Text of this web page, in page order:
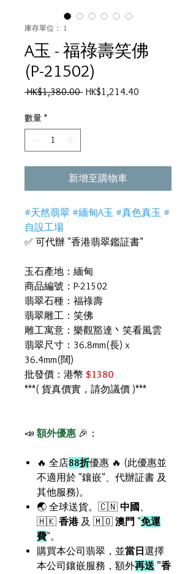
庫存單位： 1
A玉 - 福祿壽笑佛
(P-21502)
HK$1,380.00 一HK$1,214.40
數量 *
新增至購物車
#天然翡翠 #緬甸A玉 #真色真玉 #
自設工場
✅ 可代辦 "香港翡翠鑑証書"
玉石產地：緬甸
商品編號：P-21502
翡翠石種：福祿壽
翡翠雕工：笑佛
雕工寓意：樂觀豁達丶笑看風雲
翡翠尺寸：36.8mm(長) x
36.4mm(闊)
批發價：港幣 $1380
***( 貨真價實，請勿議價 )***
📣 額外優惠 🎉：
🔥 全店88折優惠 🔥 (此優惠並
不適用於 "鑲嵌"、代辦証書 及
其他服務)。
🌏 全球送貨。🇨🇳 中國 、
🇭🇰 香港及 🇲🇴 澳門 "免運
費"。
購買本公司翡翠，並當日 選擇
本公司鑲嵌服務，額外再送 ”香